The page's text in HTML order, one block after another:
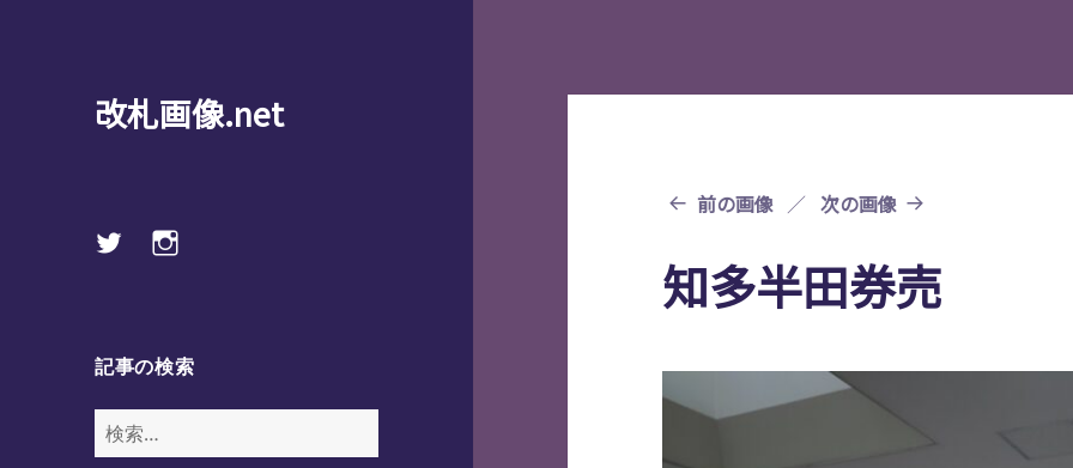
改札画像.net
Twitterinstagram
記事の検索
検
索:
前の画像 次の画像
知多半田券売